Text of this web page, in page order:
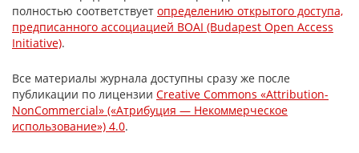
полностью соответствует определению открытого доступа,
предписанного ассоциацией BOAI (Budapest Open Access
Initiative).
Все материалы журнала доступны сразу же после
публикации по лицензии Creative Commons «Attribution-
NonCommercial» («Атрибуция — Некоммерческое
использование») 4.0.